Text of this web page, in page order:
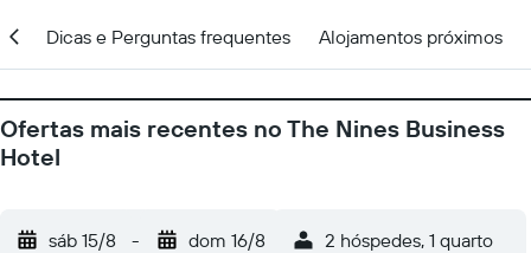
Dicas e Perguntas frequentes Alojamentos próximos
Ofertas mais recentes no The Nines Business
Hotel
sáb 15/8 - dom 16/8 2 hóspedes, 1 quarto